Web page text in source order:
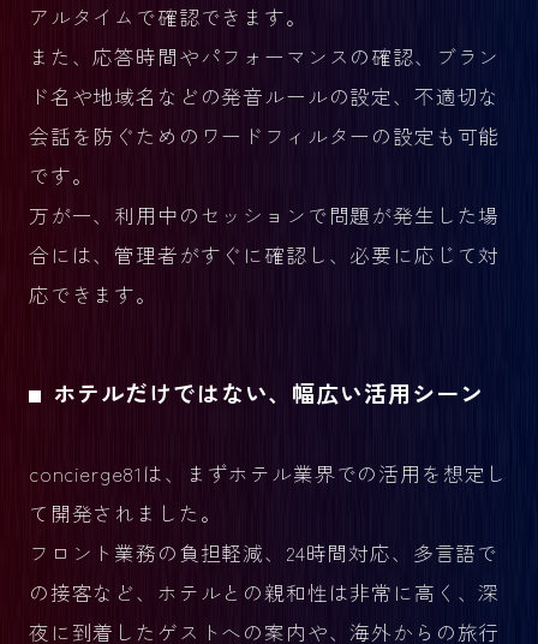
アルタイムで確認できます。
また、応答時間やパフォーマンスの確認、ブラン
ド名や地域名などの発音ルールの設定、不適切な
会話を防ぐためのワードフィルターの設定も可能
です。
万が一、利用中のセッションで問題が発生した場
合には、管理者がすぐに確認し、必要に応じて対
応できます。
ホテルだけではない、幅広い活用シーン
concierge81は、まずホテル業界での活用を想定し
て開発されました。
フロント業務の負担軽減、24時間対応、多言語で
の接客など、ホテルとの親和性は非常に高く、深
夜に到着したゲストへの案内や、海外からの旅行